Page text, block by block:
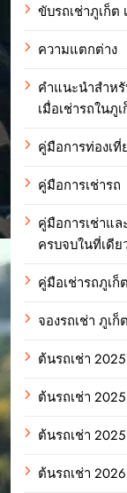
ขับรถเช่าภูเก็
ความแตกต่าง
คำแนะนำสำห
เมื่อเช่ารถในภู
คู่มือการท่องเที่
คู่มือการเช่ารถ
คู่มือการเช่าแ
ครบจบในที่เดี
คู่มือเช่ารถภูเ
จองรถเช่า ภูเ
ต้นรถเช่า 2025
ต้นรถเช่า 2025
ต้นรถเช่า 2025
ต้นรถเช่า 2026